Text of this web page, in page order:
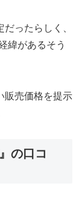
ったらしく、
緯があるそう
販売価格を提示
の口コ